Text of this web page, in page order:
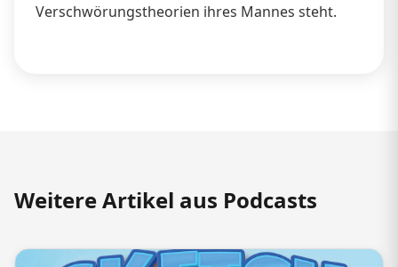
Verschwörungstheorien ihres Mannes steht.
Weitere Artikel aus Podcasts